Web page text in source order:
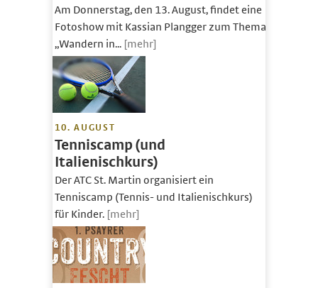
Am Donnerstag, den 13. August, findet eine
Fotoshow mit Kassian Plangger zum Thema
„Wandern in... [mehr]
10. AUGUST
Tenniscamp (und
Italienischkurs)
Der ATC St. Martin organisiert ein
Tenniscamp (Tennis- und Italienischkurs)
für Kinder. [mehr]